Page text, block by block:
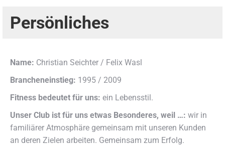
Persönliches
Name: Christian Seichter / Felix Wasl
Brancheneinstieg: 1995 / 2009
Fitness bedeutet für uns: ein Lebensstil.
Unser Club ist für uns etwas Besonderes, weil …: wir in
familiärer Atmosphäre gemeinsam mit unseren Kunden
an deren Zielen arbeiten. Gemeinsam zum Erfolg.